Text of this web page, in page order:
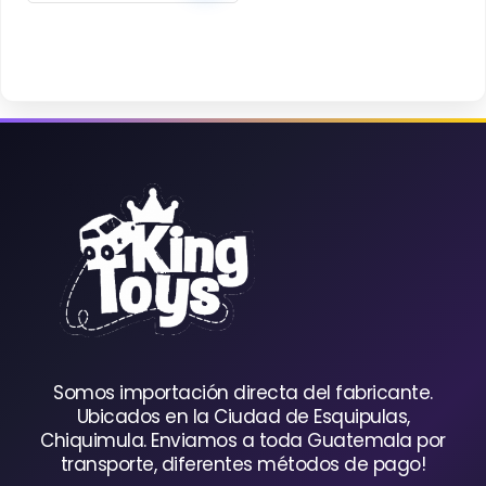
Somos importación directa del fabricante.
Ubicados en la Ciudad de Esquipulas,
Chiquimula. Enviamos a toda Guatemala por
transporte, diferentes métodos de pago!